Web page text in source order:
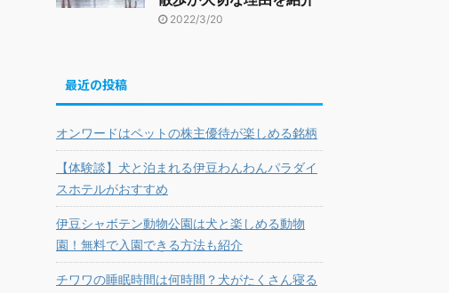
2022/3/20
最近の投稿
オンワードはペットの株主優待が楽しめる銘柄
【体験談】犬と泊まれる伊豆わんわんパラダイ
スホテルがおすすめ
伊豆シャボテン動物公園は犬と楽しめる動物
園！無料で入園できる方法も紹介
チワワの睡眠時間は何時間？犬がたくさん寝る